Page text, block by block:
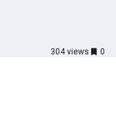
304 views 0